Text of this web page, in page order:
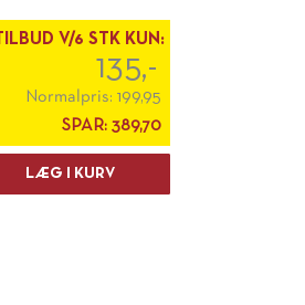
TILBUD V/6 STK KUN:
135,-
Normalpris: 199,95
SPAR: 389,70
LÆG I KURV